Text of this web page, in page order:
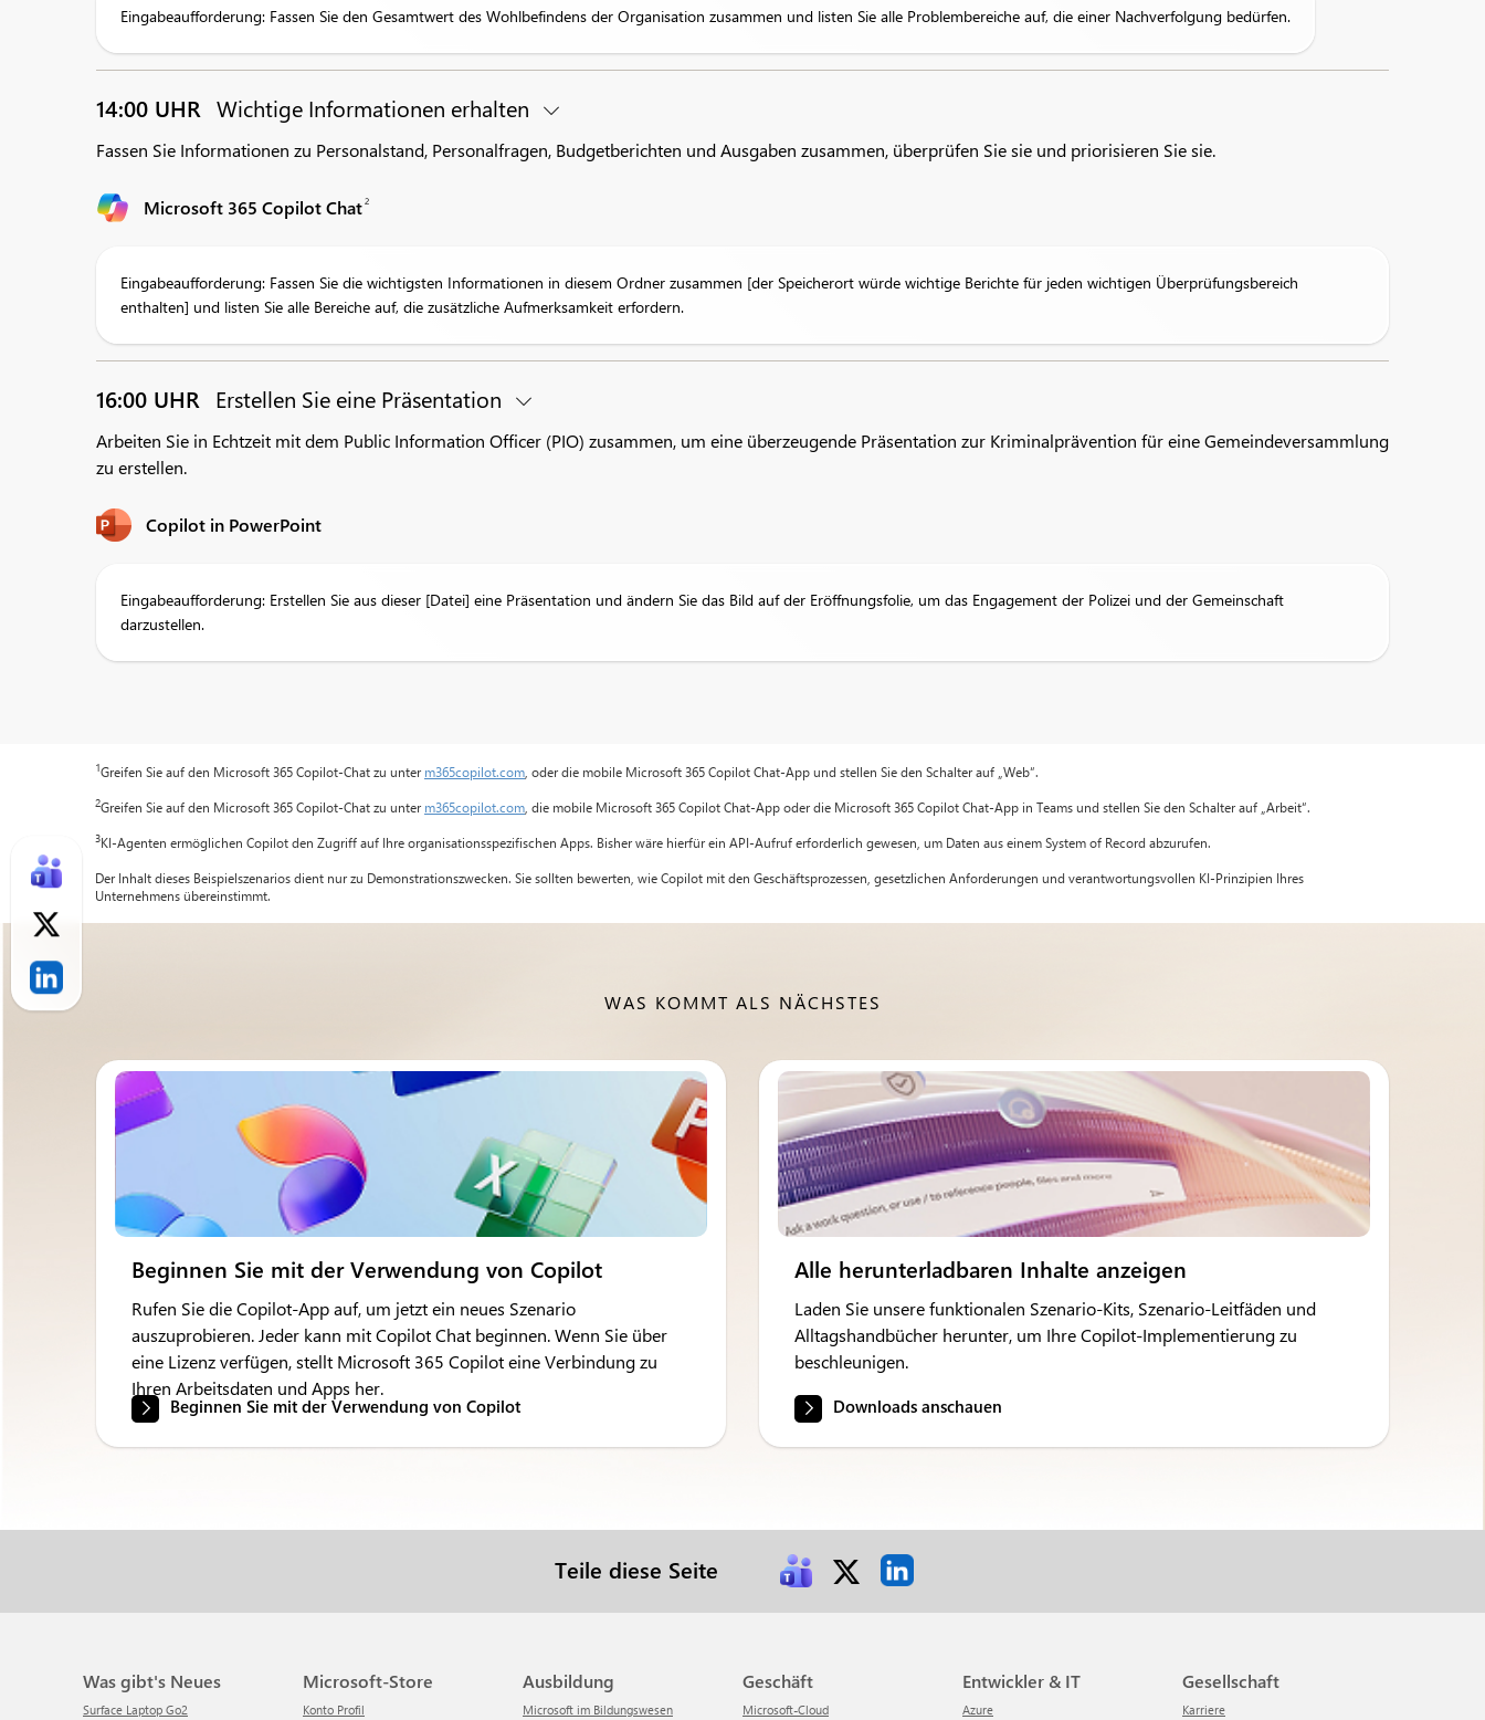
Eingabeaufforderung: Fassen Sie den Gesamtwert des Wohlbefindens der Organisation zusammen und listen Sie alle Problembereiche auf, die einer Nachverfolgung bedürfen.
14:00 UHR Wichtige Informationen erhalten
Fassen Sie Informationen zu Personalstand, Personalfragen, Budgetberichten und Ausgaben zusammen, überprüfen Sie sie und priorisieren Sie sie.
Microsoft 365 Copilot Chat2
Eingabeaufforderung: Fassen Sie die wichtigsten Informationen in diesem Ordner zusammen [der Speicherort würde wichtige Berichte für jeden wichtigen Überprüfungsbereich
enthalten] und listen Sie alle Bereiche auf, die zusätzliche Aufmerksamkeit erfordern.
16:00 UHR Erstellen Sie eine Präsentation
Arbeiten Sie in Echtzeit mit dem Public Information Officer (PIO) zusammen, um eine überzeugende Präsentation zur Kriminalprävention für eine Gemeindeversammlung
zu erstellen.
Copilot in PowerPoint
Eingabeaufforderung: Erstellen Sie aus dieser [Datei] eine Präsentation und ändern Sie das Bild auf der Eröffnungsfolie, um das Engagement der Polizei und der Gemeinschaft
darzustellen.
1Greifen Sie auf den Microsoft 365 Copilot-Chat zu unter m365copilot.com , oder die mobile Microsoft 365 Copilot Chat-App und stellen Sie den Schalter auf „Web“.
2Greifen Sie auf den Microsoft 365 Copilot-Chat zu unter m365copilot.com , die mobile Microsoft 365 Copilot Chat-App oder die Microsoft 365 Copilot Chat-App in Teams und stellen Sie den Schalter auf „Arbeit“.
3KI-Agenten ermöglichen Copilot den Zugriff auf Ihre organisationsspezifischen Apps. Bisher wäre hierfür ein API-Aufruf erforderlich gewesen, um Daten aus einem System of Record abzurufen.
Der Inhalt dieses Beispielszenarios dient nur zu Demonstrationszwecken. Sie sollten bewerten, wie Copilot mit den Geschäftsprozessen, gesetzlichen Anforderungen und verantwortungsvollen KI-Prinzipien Ihres
Unternehmens übereinstimmt.
WAS KOMMT ALS NÄCHSTES
Beginnen Sie mit der Verwendung von Copilot
Rufen Sie die Copilot-App auf, um jetzt ein neues Szenario
auszuprobieren. Jeder kann mit Copilot Chat beginnen. Wenn Sie über
eine Lizenz verfügen, stellt Microsoft 365 Copilot eine Verbindung zu
Ihren Arbeitsdaten und Apps her.
Beginnen Sie mit der Verwendung von Copilot
Alle herunterladbaren Inhalte anzeigen
Laden Sie unsere funktionalen Szenario-Kits, Szenario-Leitfäden und
Alltagshandbücher herunter, um Ihre Copilot-Implementierung zu
beschleunigen.
Downloads anschauen
Teile diese Seite
Was gibt's Neues
Surface Laptop Go2
Microsoft-Store
Konto Profil
Ausbildung
Microsoft im Bildungswesen
Geschäft
Microsoft-Cloud
Entwickler & IT
Azure
Gesellschaft
Karriere